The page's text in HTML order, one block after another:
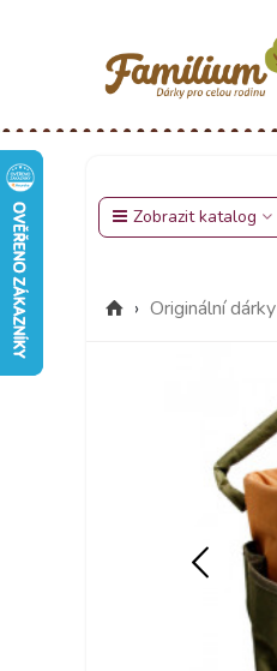
Zobrazit katalog
› Originální dárky